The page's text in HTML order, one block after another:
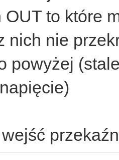
OUT to które
nich nie
powyżej